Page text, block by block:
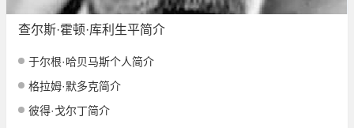
查尔斯·霍顿·库利生平简介
于尔根·哈贝马斯个人简介
格拉姆·默多克简介
彼得·戈尔丁简介